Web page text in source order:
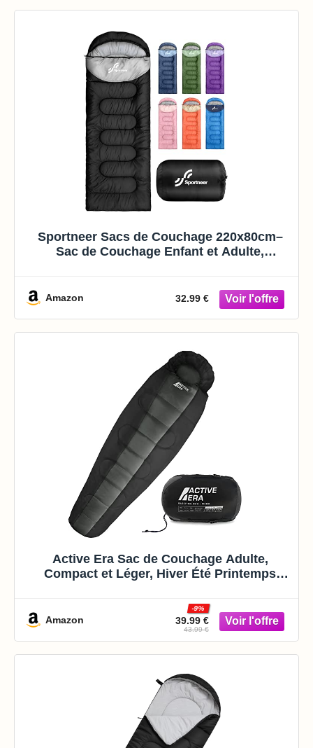
Sportneer Sacs de Couchage 220x80cm–
Sac de Couchage Enfant et Adulte,
Classe et Sieste
Amazon 32.99 €
Active Era Sac de Couchage Adulte,
Compact et Léger, Hiver Été Printemps
personne pour Camping, Randonnée, sac
imperméable avec Capuche et Cordon de
Serrage, Noir
Amazon 39.99 €
-9%
43.99 €